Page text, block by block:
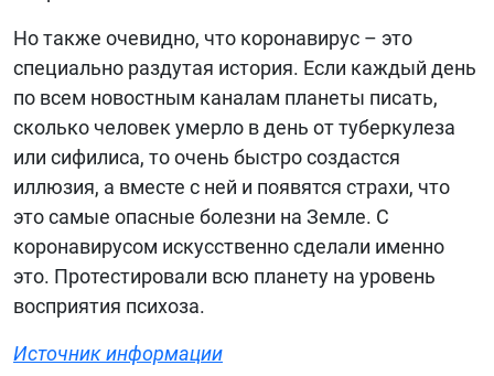
Но также очевидно, что коронавирус – это
специально раздутая история. Если каждый день
по всем новостным каналам планеты писать,
сколько человек умерло в день от туберкулеза
или сифилиса, то очень быстро создастся
иллюзия, а вместе с ней и появятся страхи, что
это самые опасные болезни на Земле. С
коронавирусом искусственно сделали именно
это. Протестировали всю планету на уровень
восприятия психоза.
Источник информации